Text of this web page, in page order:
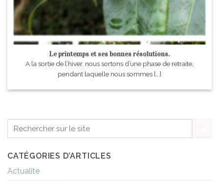
Le printemps et ses bonnes résolutions.
A la sortie de l’hiver, nous sortons d’une phase de retraite,
pendant laquelle nous sommes [...]
CATÉGORIES D’ARTICLES
Actualité